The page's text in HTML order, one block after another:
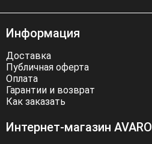
Информация
Доставка
Публичная оферта
Оплата
Гарантии и возврат
Как заказать
Интернет-магазин AVARO